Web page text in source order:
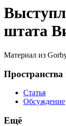
штата
Материал из
Пространства
Статья
Обсуждение
Ещё